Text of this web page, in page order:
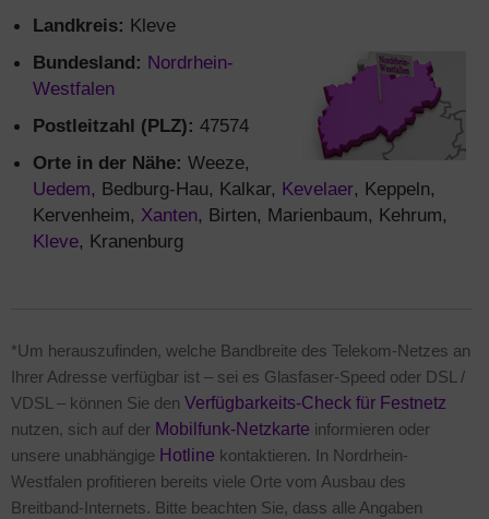
Landkreis: Kleve
Bundesland: Nordrhein-
Westfalen
Postleitzahl (PLZ): 47574
Orte in der Nähe: Weeze,
Uedem, Bedburg-Hau, Kalkar, Kevelaer, Keppeln,
Kervenheim, Xanten, Birten, Marienbaum, Kehrum,
Kleve, Kranenburg
*Um herauszufinden, welche Bandbreite des Telekom-Netzes an
Ihrer Adresse verfügbar ist – sei es Glasfaser-Speed oder DSL /
VDSL – können Sie den Verfügbarkeits-Check für Festnetz
nutzen, sich auf der Mobilfunk-Netzkarte informieren oder
unsere unabhängige Hotline kontaktieren. In Nordrhein-
Westfalen profitieren bereits viele Orte vom Ausbau des
Breitband-Internets. Bitte beachten Sie, dass alle Angaben